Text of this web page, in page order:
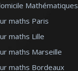
Mathématiques
maths Paris
maths Lille
maths Marseille
maths Bordeaux